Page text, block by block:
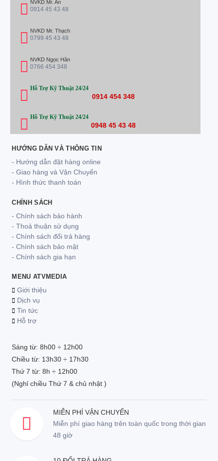
NVKD Mr. An
0914 45 43 48
NVKD Mr. Thạch
0799 45 43 48
NVKD Ngọc Hân
0766 454 348
Hỗ Trợ Kỹ Thuật 24/24
0914 454 348
Hỗ Trợ Kỹ Thuật 24/24
0948 45 43 48
HƯỚNG DẪN VÀ THÔNG TIN
- Hướng dẫn đặt hàng online
- Giao hàng và Vận Chuyển
- Hình thức thanh toán
CHÍNH SÁCH
- Chính sách bảo hành
- Thoả thuận sử dụng
- Chính sách đổi trả hàng
- Chính sách bảo mật
- Chính sách gia hạn
MENU ATVMEDIA
Giới thiệu
Dịch vụ
Tin tức
Hỗ trợ
Sáng từ: 8h00 ÷ 12h00
Chiều từ: 13h30 ÷ 17h30
Thứ 7 từ: 8h ÷ 12h00
(Nghỉ chiều Thứ 7 & chủ nhật )
MIỄN PHÍ VẬN CHUYỂN
Miễn phí giao hàng trên toàn quốc trong thời gian
48 giờ